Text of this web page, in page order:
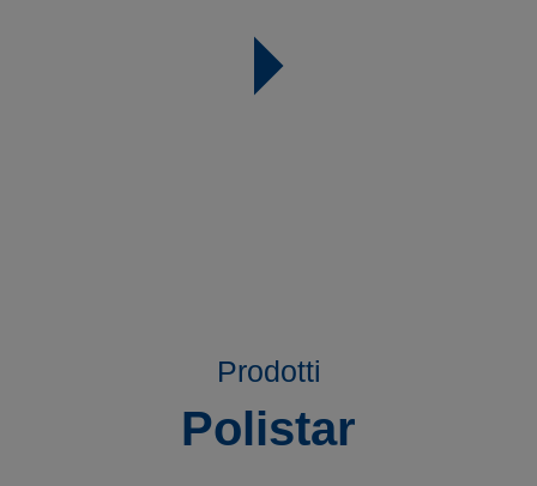
Prodotti
Polistar